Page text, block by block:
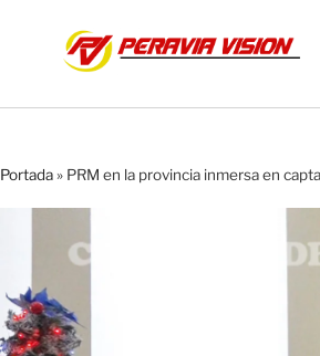
Portada» PRM en la provincia inmersa en